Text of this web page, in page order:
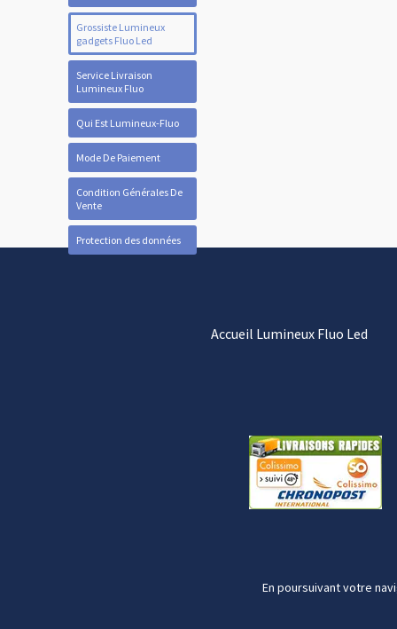
Grossiste Lumineux
gadgets Fluo Led
Service Livraison
Lumineux Fluo
Qui Est Lumineux-Fluo
Mode De Paiement
Condition Générales De
Vente
Protection des données
Accueil Lumineux Fluo Led
En poursuivant votre